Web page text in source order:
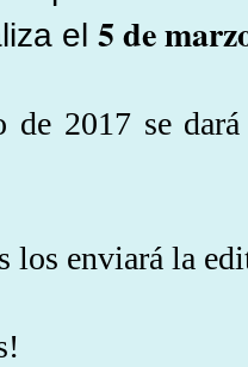
el 5 de
2017 se
los enviará la